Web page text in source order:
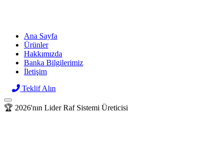
Ana Sayfa
Ürünler
Hakkımızda
Banka Bilgilerimiz
İletişim
Teklif Alın
🏆 2026'nın Lider Raf Sistemi Üreticisi